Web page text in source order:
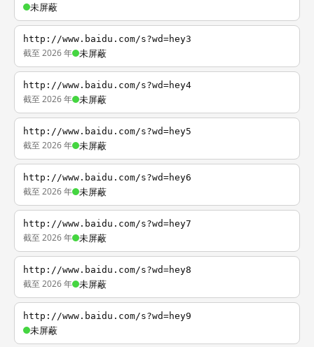
未屏蔽
http://www.baidu.com/s?wd=hey3
截至 2026 年 未屏蔽
http://www.baidu.com/s?wd=hey4
截至 2026 年 未屏蔽
http://www.baidu.com/s?wd=hey5
截至 2026 年 未屏蔽
http://www.baidu.com/s?wd=hey6
截至 2026 年 未屏蔽
http://www.baidu.com/s?wd=hey7
截至 2026 年 未屏蔽
http://www.baidu.com/s?wd=hey8
截至 2026 年 未屏蔽
http://www.baidu.com/s?wd=hey9
未屏蔽